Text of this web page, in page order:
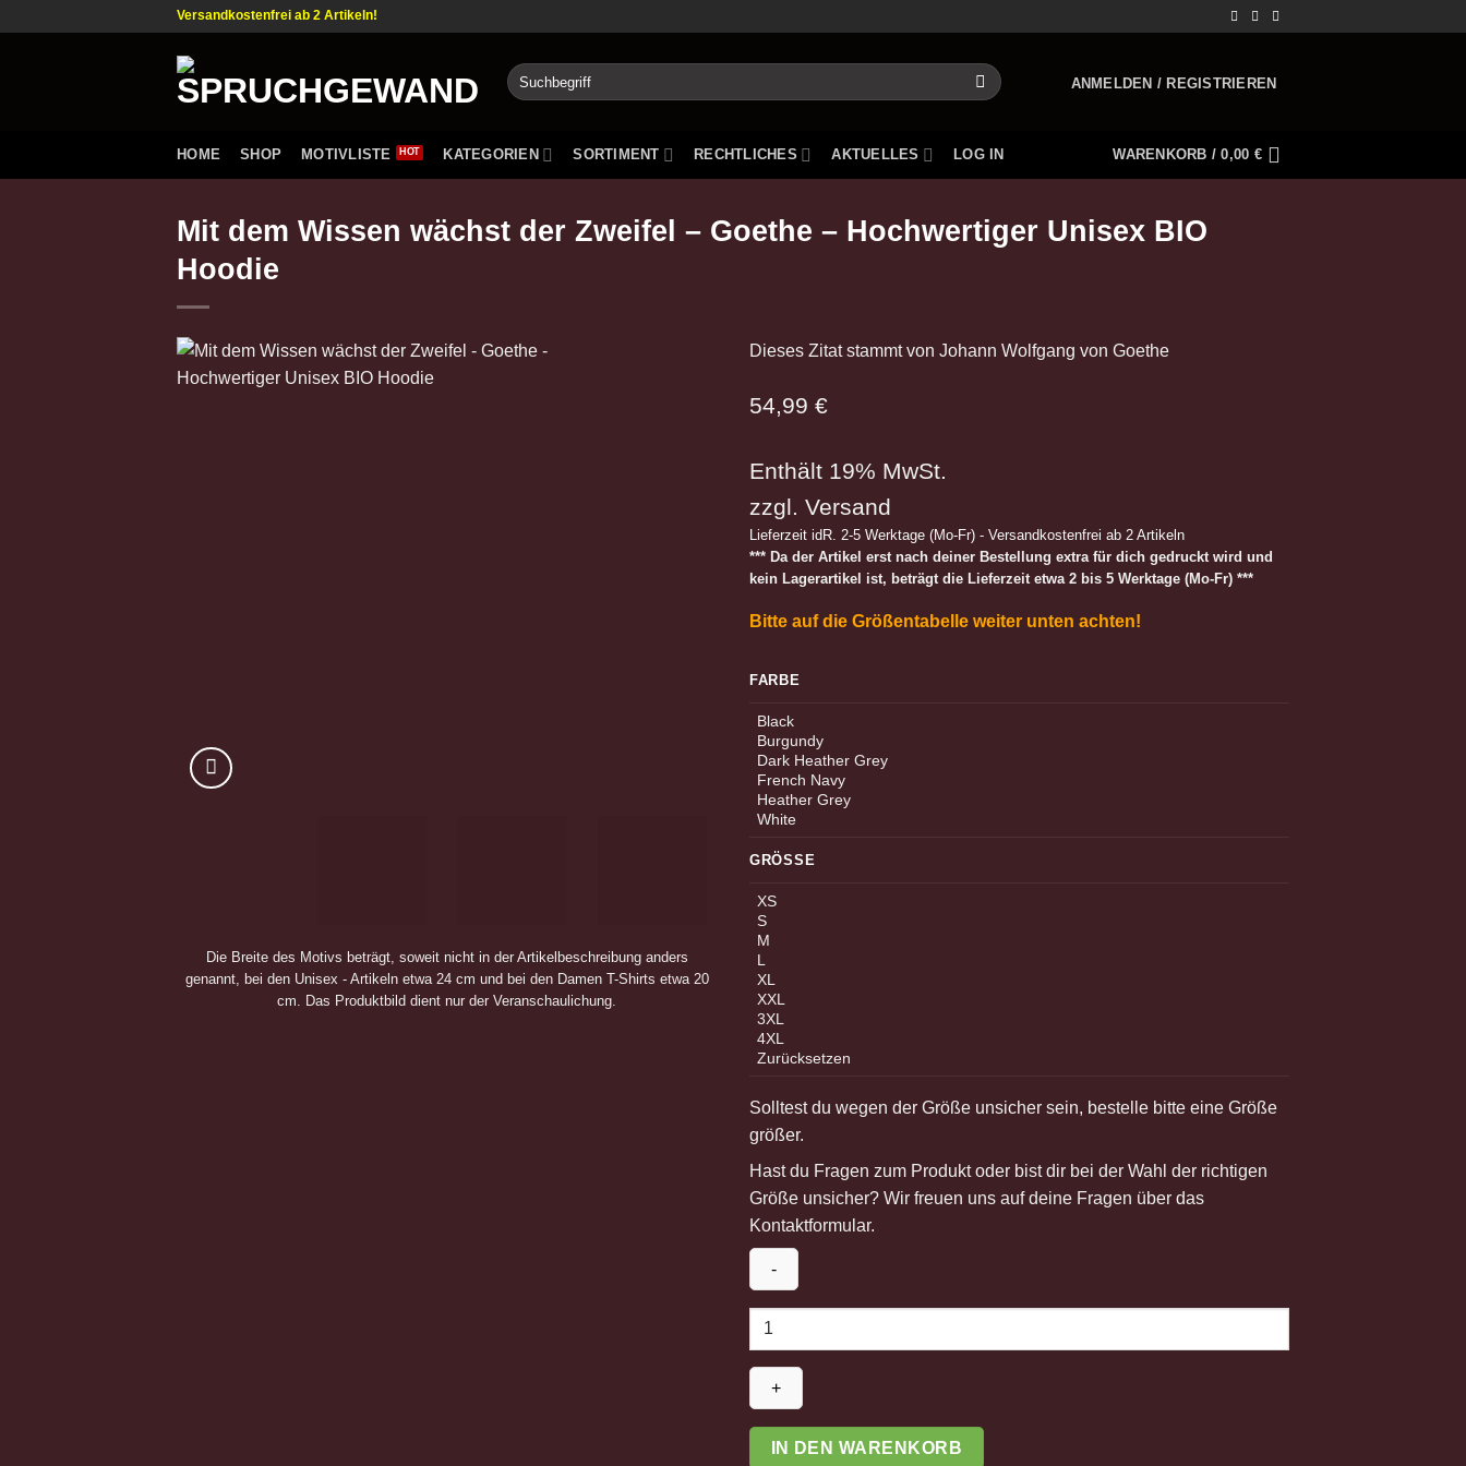
Versandkostenfrei ab 2 Artikeln!
Suchen
nach:
ANMELDEN / REGISTRIEREN
HOME SHOP MOTIVLISTE KATEGORIEN SORTIMENT RECHTLICHES AKTUELLES LOG IN WARENKORB /0,00 €
Mit dem Wissen wächst der Zweifel – Goethe – Hochwertiger Unisex BIO
Hoodie
Die Breite des Motivs beträgt, soweit nicht in der Artikelbeschreibung anders
genannt, bei den Unisex - Artikeln etwa 24 cm und bei den Damen T-Shirts etwa 20
cm. Das Produktbild dient nur der Veranschaulichung.
Dieses Zitat stammt von Johann Wolfgang von Goethe
54,99 €
Enthält 19% MwSt.
zzgl. Versand
Lieferzeit idR. 2-5 Werktage (Mo-Fr) - Versandkostenfrei ab 2 Artikeln
*** Da der Artikel erst nach deiner Bestellung extra für dich gedruckt wird und
kein Lagerartikel ist, beträgt die Lieferzeit etwa 2 bis 5 Werktage (Mo-Fr) ***
Bitte auf die Größentabelle weiter unten achten!
FARBE
Black
Burgundy
Dark Heather Grey
French Navy
Heather Grey
White
GRÖSSE
XS
S
M
L
XL
XXL
3XL
4XL
Zurücksetzen
Solltest du wegen der Größe unsicher sein, bestelle bitte eine Größe
größer.
Hast du Fragen zum Produkt oder bist dir bei der Wahl der richtigen
Größe unsicher? Wir freuen uns auf deine Fragen über das
Kontaktformular.
Mit
Wissen
wächst
ZweifelIN DEN WARENKORB